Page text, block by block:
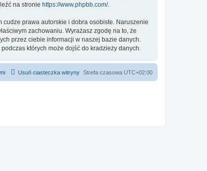
na stronie https://www.phpbb.com/.
prawa autorskie i dobra osobiste. Naruszenie
zachowaniu. Wyrażasz zgodę na to, że
przez ciebie informacji w naszej bazie danych.
których może dojść do kradzieży danych.
Strefa czasowa UTC+02:00
Usuń ciasteczka witryny